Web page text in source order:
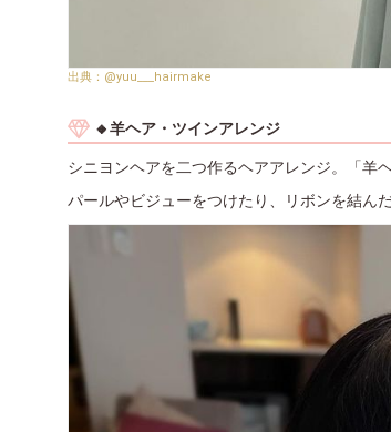
@yuu___hairmake
🔸羊ヘア・ツインアレンジ
シニヨンヘアを二つ作るヘアアレンジ。「
パールやビジューをつけたり、リボンを結ん